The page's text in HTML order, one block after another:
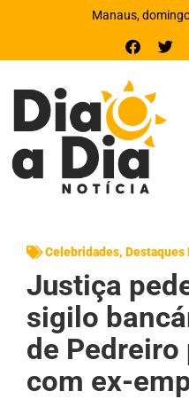
Manaus,
Celebridades, Destaques
Justiça
sigilo
de
com ex-